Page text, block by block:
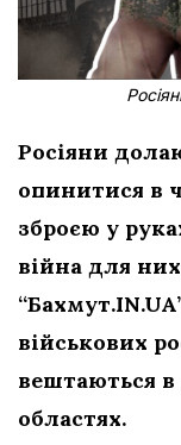
Росіяни
опинитися в
зброєю у
війна для
військових
вештаються в
областях.